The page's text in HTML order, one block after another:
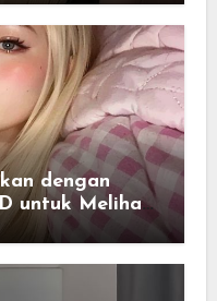
dengan
untuk Melihat